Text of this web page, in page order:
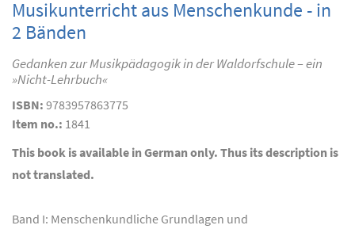
Musikunterricht aus Menschenkunde - in
2 Bänden
Gedanken zur Musikpädagogik in der Waldorfschule – ein
»Nicht-Lehrbuch«
ISBN: 9783957863775
Item no.: 1841
This book is available in German only. Thus its description is
not translated.
Band I: Menschenkundliche Grundlagen und